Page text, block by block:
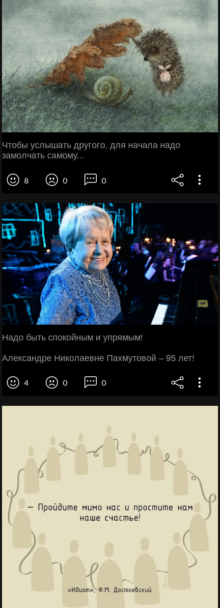
Чтобы услышать другого, для начала надо
замолчать самому...
8 0 0
Надо быть спокойным и упрямым!
Александре Николаевне Пахмутовой – 95 лет!
4 0 0